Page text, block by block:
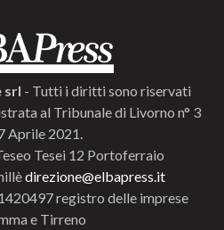
srl - Tutti i diritti sono riservati
al Tribunale di Livorno n° 3
Aprile 2021.
Tesei 12 Portoferraio
direzione@elbapress.it
registro delle imprese
e Tirreno